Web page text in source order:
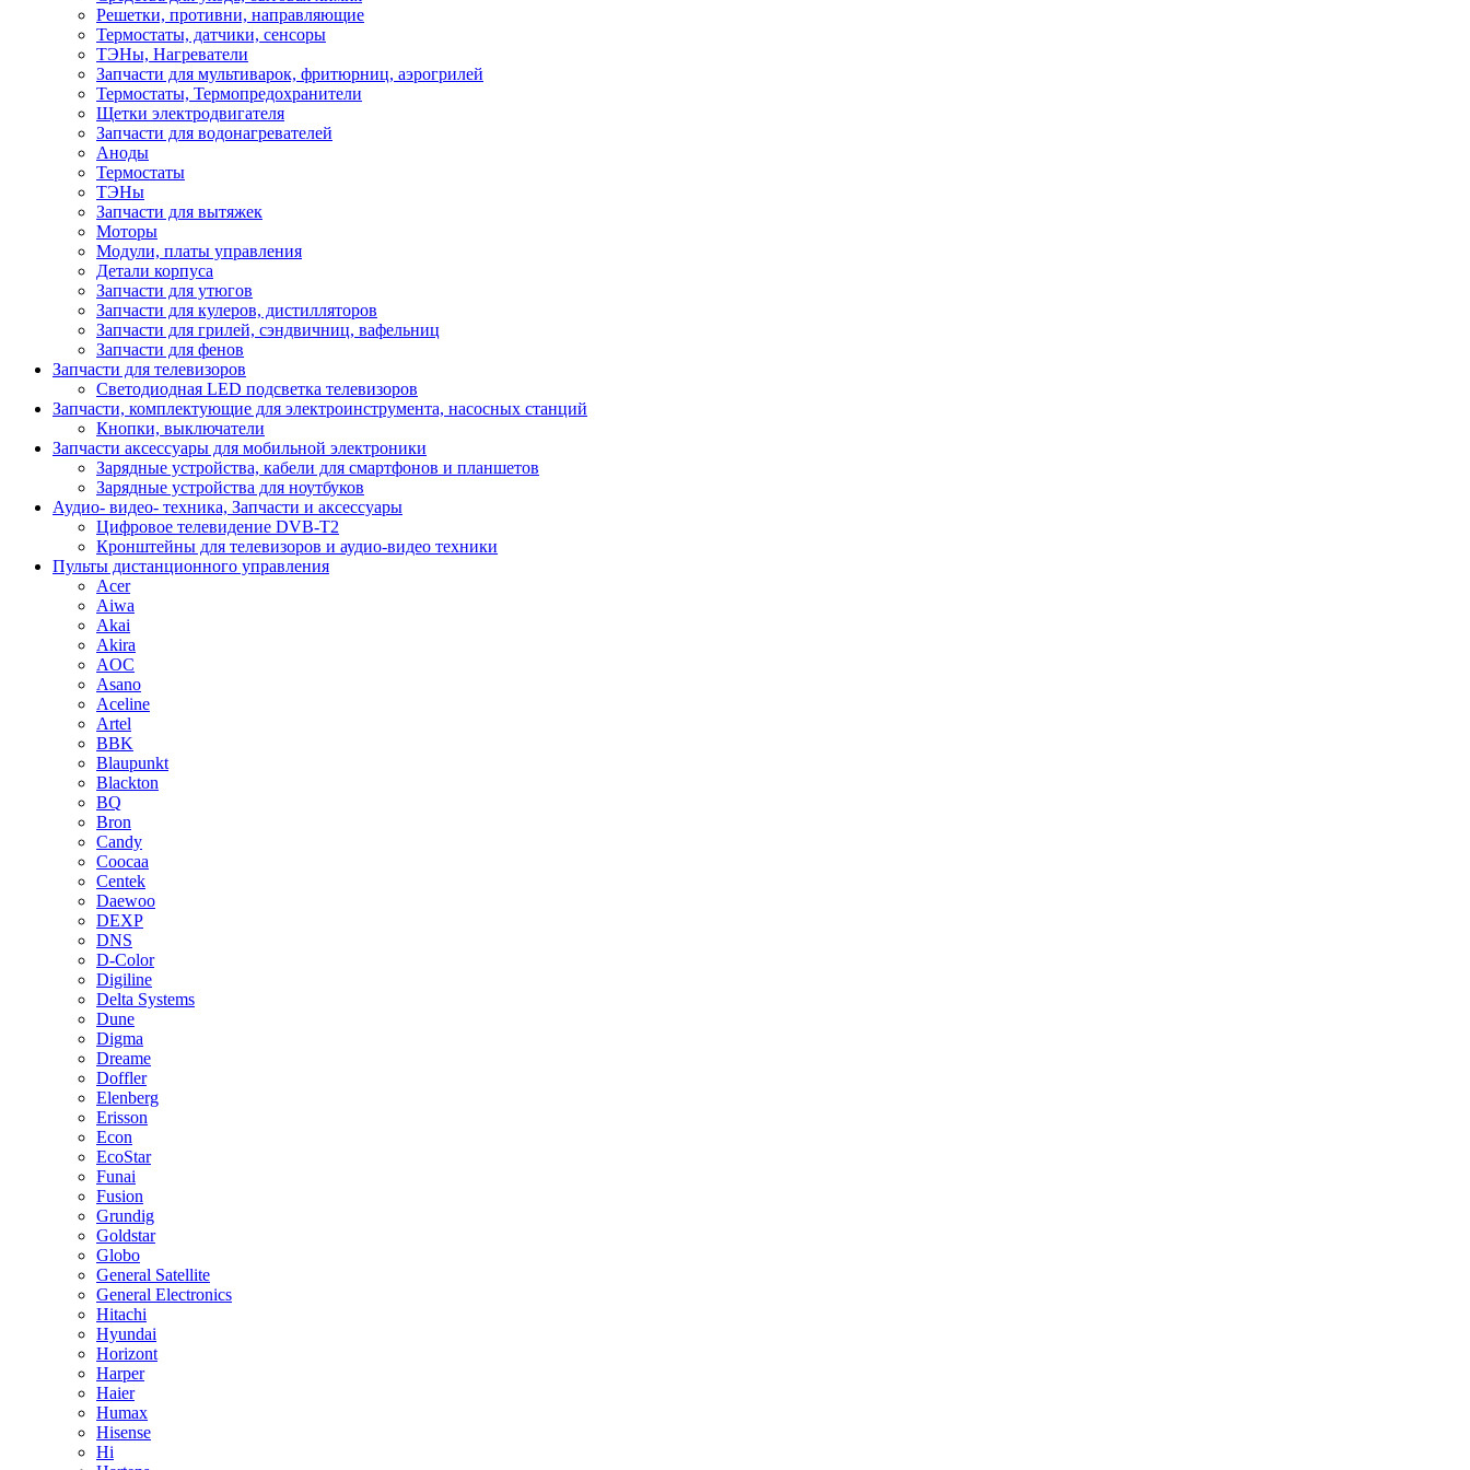
Решетки, противни, направляющие
Термостаты, датчики, сенсоры
ТЭНы, Нагреватели
Запчасти для мультиварок, фритюрниц, аэрогрилей
Термостаты, Термопредохранители
Щетки электродвигателя
Запчасти для водонагревателей
Аноды
Термостаты
ТЭНы
Запчасти для вытяжек
Моторы
Модули, платы управления
Детали корпуса
Запчасти для утюгов
Запчасти для кулеров, дистилляторов
Запчасти для грилей, сэндвичниц, вафельниц
Запчасти для фенов
Запчасти для телевизоров
Светодиодная LED подсветка телевизоров
Запчасти, комплектующие для электроинструмента, насосных станций
Кнопки, выключатели
Запчасти аксессуары для мобильной электроники
Зарядные устройства, кабели для смартфонов и планшетов
Зарядные устройства для ноутбуков
Аудио- видео- техника, Запчасти и аксессуары
Цифровое телевидение DVB-T2
Кронштейны для телевизоров и аудио-видео техники
Пульты дистанционного управления
Acer
Aiwa
Akai
Akira
AOC
Asano
Aceline
Artel
BBK
Blaupunkt
Blackton
BQ
Bron
Candy
Coocaa
Centek
Daewoo
DEXP
DNS
D-Color
Digiline
Delta Systems
Dune
Digma
Dreame
Doffler
Elenberg
Erisson
Econ
EcoStar
Funai
Fusion
Grundig
Goldstar
Globo
General Satellite
General Electronics
Hitachi
Hyundai
Horizont
Harper
Haier
Humax
Hisense
Hi